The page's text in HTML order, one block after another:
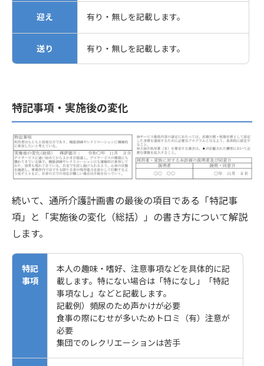
迎え 有り・無しを記載します。
送り 有り・無しを記載します。
特記事項・実施後の変化
続いて、通所介護計画書の最後の項目である「特記事
項」と「実施後の変化（総括）」の書き方について解説
します。
特記
事項
本人の趣味・嗜好、注意事項などを具体的に記
載します。特にない場合は「特になし」「特記
事項なし」などと記載します。
記載例）頻尿のため声かけが必要
食事の際にむせが多いためトロミ（有）注意が
必要
集団でのレクリエーションは苦手